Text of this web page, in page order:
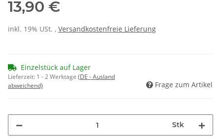
13,90 €
inkl. 19% USt. , Versandkostenfreie Lieferung
Einzelstück auf Lager
Lieferzeit: 1 - 2 Werktage (DE - Ausland
abweichend)
Frage zum Artikel
Stk